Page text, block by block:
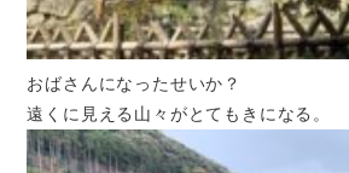
おばさんになったせいか？
遠くに見える山々がとてもきになる。